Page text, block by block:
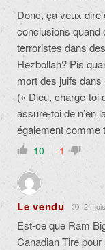
Donc, ça veux dire
conclusions quand
terroristes dans
Hezbollah? Pis
mort des juifs
(« Dieu, charge-toi
assure-toi de n’en
également comme
10 -1
Le vendu 2
Est-ce que Ram
Canadian Tire